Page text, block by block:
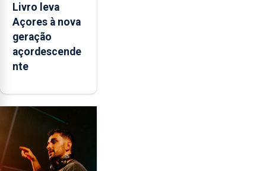
Livro leva
Açores à nova
geração
açordescende
nte